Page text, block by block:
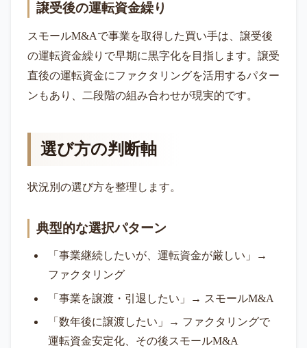
譲受後の運転資金繰り
スモールM&Aで事業を取得した買い手は、譲受後
の運転資金繰りで早期に黒字化を目指します。譲受
直後の運転資金にファクタリングを活用するパター
ンもあり、二段階の組み合わせが現実的です。
選び方の判断軸
状況別の選び方を整理します。
典型的な選択パターン
「事業継続したいが、運転資金が厳しい」→
ファクタリング
「事業を譲渡・引退したい」→ スモールM&A
「数年後に譲渡したい」→ ファクタリングで
運転資金安定化、その後スモールM&A